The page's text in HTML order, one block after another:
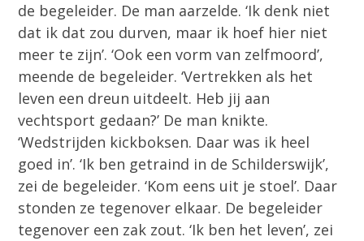
de begeleider. De man aarzelde. ‘Ik denk niet
dat ik dat zou durven, maar ik hoef hier niet
meer te zijn’. ‘Ook een vorm van zelfmoord’,
meende de begeleider. ‘Vertrekken als het
leven een dreun uitdeelt. Heb jij aan
vechtsport gedaan?’ De man knikte.
‘Wedstrijden kickboksen. Daar was ik heel
goed in’. ‘Ik ben getraind in de Schilderswijk’,
zei de begeleider. ‘Kom eens uit je stoel’. Daar
stonden ze tegenover elkaar. De begeleider
tegenover een zak zout. ‘Ik ben het leven’, zei